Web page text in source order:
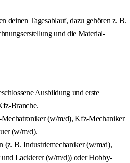
deinen Tagesablauf, dazu gehören z. B.
und die Material-
Ausbildung und erste
Branche.
(w/m/d), Kfz-Mechaniker
(w/m/d).
(z. B. Industriemechaniker (w/m/d),
Lackierer (w/m/d)) oder Hobby-